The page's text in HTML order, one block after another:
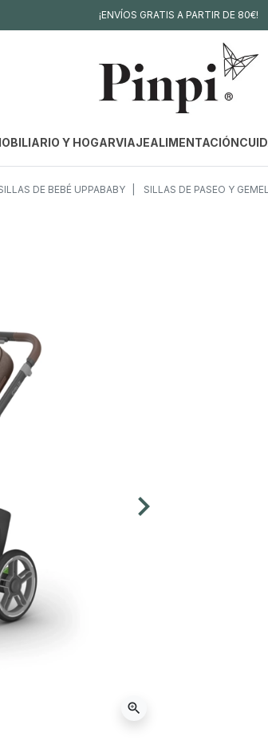
¡ENVÍOS GRATIS A PARTIR DE 80€!
Y HOGARVIAJEALIMENTACIÓN
DE BEBÉ UPPABABY SILLAS DE PASEO Y
Siguiente
keyboard_arrow_right
zoom_in